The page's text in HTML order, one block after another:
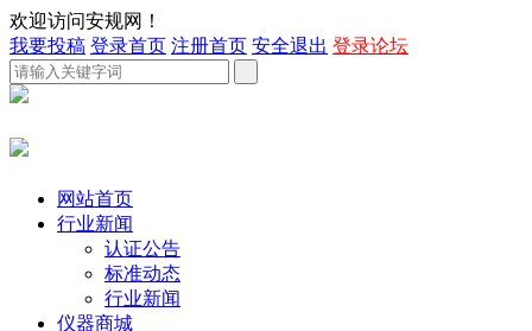
欢迎访问安规网！
我要投稿 登录首页 注册首页 安全退出 登录论坛
网站首页
行业新闻
认证公告
标准动态
行业新闻
仪器商城